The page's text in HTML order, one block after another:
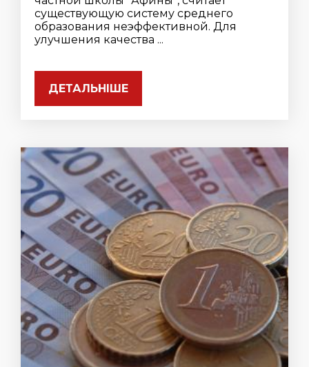
существующую систему среднего
образования неэффективной. Для
улучшения качества ...
ДЕТАЛЬНІШЕ